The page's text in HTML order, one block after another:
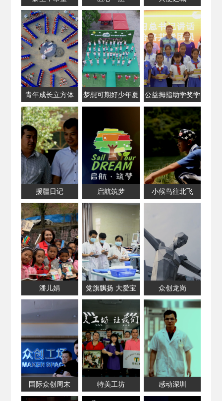
青年成长立方体
梦想可期好少年夏
公益拇指助学奖学
援疆日记 启航筑梦 小候鸟往北飞
潘儿娟
党旗飘扬 大爱宝
兴
众创龙岗
国际众创周末 特美工坊 感动深圳